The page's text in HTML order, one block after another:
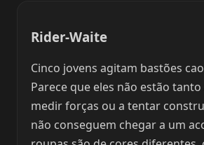
Rider-Waite
Cinco jovens agitam bastões
Parece que eles não estão tanto
medir forças ou a tentar
não conseguem chegar a um